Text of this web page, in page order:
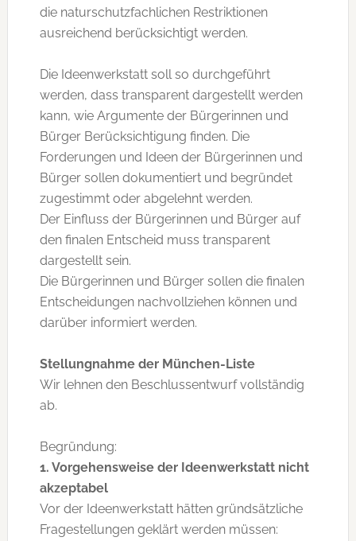
die naturschutzfachlichen Restriktionen
ausreichend berücksichtigt werden.
Die Ideenwerkstatt soll so durchgeführt
werden, dass transparent dargestellt werden
kann, wie Argumente der Bürgerinnen und
Bürger Berücksichtigung finden. Die
Forderungen und Ideen der Bürgerinnen und
Bürger sollen dokumentiert und begründet
zugestimmt oder abgelehnt werden.
Der Einfluss der Bürgerinnen und Bürger auf
den finalen Entscheid muss transparent
dargestellt sein.
Die Bürgerinnen und Bürger sollen die finalen
Entscheidungen nachvollziehen können und
darüber informiert werden.
Stellungnahme der München-Liste
Wir lehnen den Beschlussentwurf vollständig
ab.
Begründung:
1. Vorgehensweise der Ideenwerkstatt nicht
akzeptabel
Vor der Ideenwerkstatt hätten gründsätzliche
Fragestellungen geklärt werden müssen: